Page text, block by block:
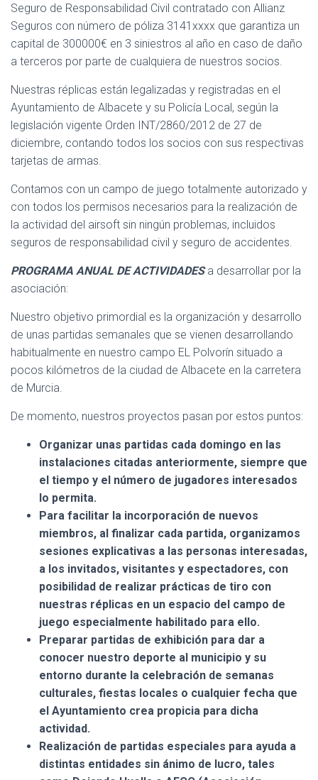
Seguro de Responsabilidad Civil contratado con Allianz
Seguros con número de póliza 3141xxxx que garantiza un
capital de 300000€ en 3 siniestros al año en caso de daño
a terceros por parte de cualquiera de nuestros socios.
Nuestras réplicas están legalizadas y registradas en el
Ayuntamiento de Albacete y su Policía Local, según la
legislación vigente Orden INT/2860/2012 de 27 de
diciembre, contando todos los socios con sus respectivas
tarjetas de armas.
Contamos con un campo de juego totalmente autorizado y
con todos los permisos necesarios para la realización de
la actividad del airsoft sin ningún problemas, incluidos
seguros de responsabilidad civil y seguro de accidentes.
PROGRAMA ANUAL DE ACTIVIDADESa desarrollar por la
asociación:
Nuestro objetivo primordial es la organización y desarrollo
de unas partidas semanales que se vienen desarrollando
habitualmente en nuestro campo EL Polvorín situado a
pocos kilómetros de la ciudad de Albacete en la carretera
de Murcia.
De momento, nuestros proyectos pasan por estos puntos:
Organizar unas partidas cada domingo en las
instalaciones citadas anteriormente, siempre que
el tiempo y el número de jugadores interesados
lo permita.
Para facilitar la incorporación de nuevos
miembros, al finalizar cada partida, organizamos
sesiones explicativas a las personas interesadas,
a los invitados, visitantes y espectadores, con
posibilidad de realizar prácticas de tiro con
nuestras réplicas en un espacio del campo de
juego especialmente habilitado para ello.
Preparar partidas de exhibición para dar a
conocer nuestro deporte al municipio y su
entorno durante la celebración de semanas
culturales, fiestas locales o cualquier fecha que
el Ayuntamiento crea propicia para dicha
actividad.
Realización de partidas especiales para ayuda a
distintas entidades sin ánimo de lucro, tales